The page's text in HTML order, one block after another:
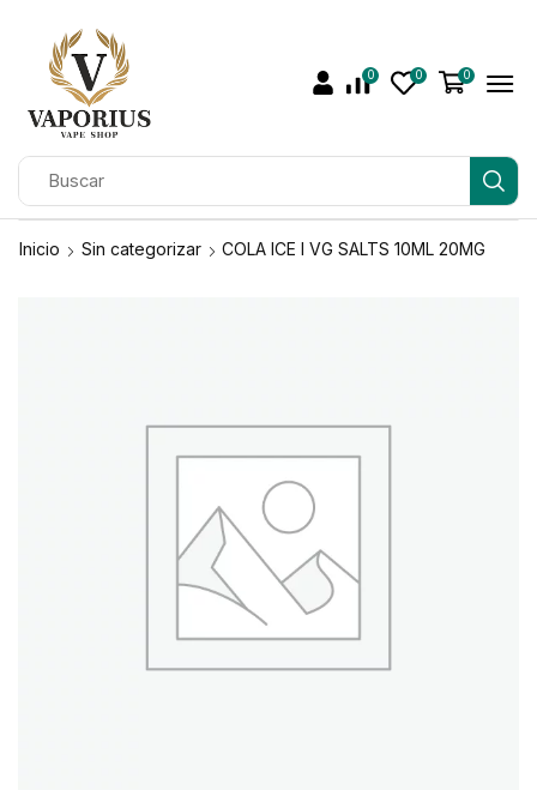
0 0 0
Inicio Sin categorizar COLA ICE I VG SALTS 10ML 20MG